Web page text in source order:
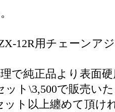
12R用チェーンア
で純正品より表面
ット\3,500で販売い
ット以上纏めて頂け